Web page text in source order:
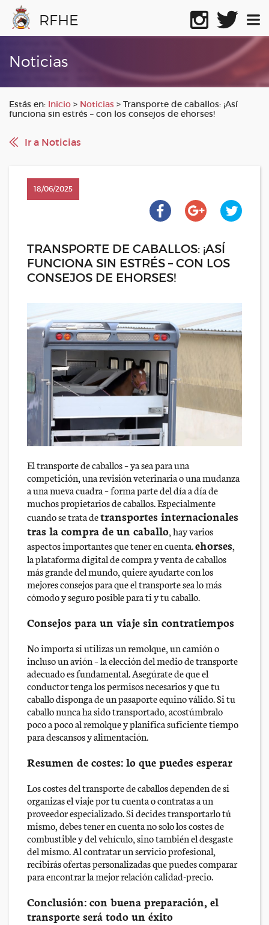
RFHE
Noticias
Estás en: Inicio > Noticias > Transporte de caballos: ¡Así
funciona sin estrés – con los consejos de ehorses!
Ir a Noticias
18/06/2025
TRANSPORTE DE CABALLOS: ¡ASÍ
FUNCIONA SIN ESTRÉS – CON LOS
CONSEJOS DE EHORSES!
El transporte de caballos – ya sea para una
competición, una revisión veterinaria o una mudanza
a una nueva cuadra – forma parte del día a día de
muchos propietarios de caballos. Especialmente
cuando se trata detransportes internacionales
tras la compra de un caballo, hay varios
aspectos importantes que tener en cuenta.ehorses,
la plataforma digital de compra y venta de caballos
más grande del mundo, quiere ayudarte con los
mejores consejos para que el transporte sea lo más
cómodo y seguro posible para ti y tu caballo.
Consejos para un viaje sin contratiempos
No importa si utilizas un remolque, un camión o
incluso un avión – la elección del medio de transporte
adecuado es fundamental. Asegúrate de que el
conductor tenga los permisos necesarios y que tu
caballo disponga de un pasaporte equino válido. Si tu
caballo nunca ha sido transportado, acostúmbralo
poco a poco al remolque y planifica suficiente tiempo
para descansos y alimentación.
Resumen de costes: lo que puedes esperar
Los costes del transporte de caballos dependen de si
organizas el viaje por tu cuenta o contratas a un
proveedor especializado. Si decides transportarlo tú
mismo, debes tener en cuenta no solo los costes de
combustible y del vehículo, sino también el desgaste
del mismo. Al contratar un servicio profesional,
recibirás ofertas personalizadas que puedes comparar
para encontrar la mejor relación calidad-precio.
Conclusión: con buena preparación, el
transporte será todo un éxito